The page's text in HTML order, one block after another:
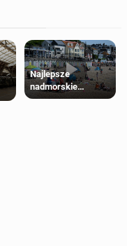
Najlepsze
nadmorskie
miasteczko blisko